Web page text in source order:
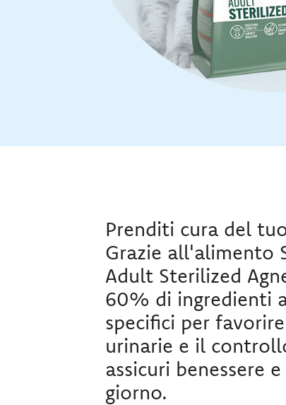
Prenditi cura del
Grazie all'alimento
Adult Sterilized
60% di ingredienti
specifici per
urinarie e il
assicuri benessere
giorno.